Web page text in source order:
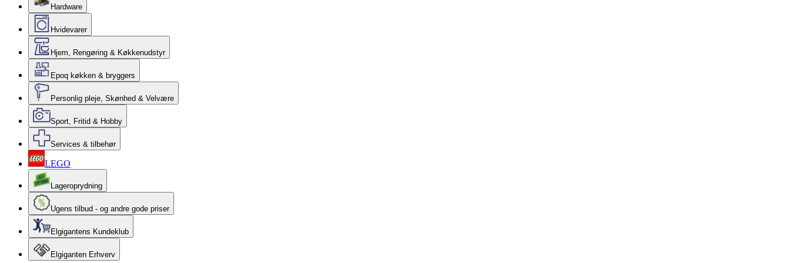
Hardware
Hvidevarer
Hjem, Rengøring & Køkkenudstyr
Epoq køkken & bryggers
Personlig pleje, Skønhed & Velvære
Sport, Fritid & Hobby
Services & tilbehør
LEGO
Lageroprydning
Ugens tilbud - og andre gode priser
Elgigantens Kundeklub
Elgiganten Erhverv